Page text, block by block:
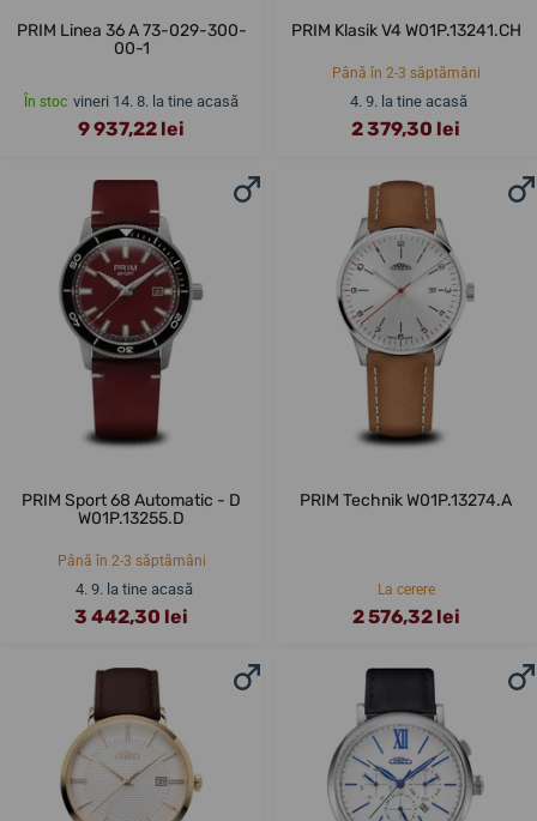
PRIM Linea 36 A 73-029-300-
00-1
În stoc vineri 14. 8. la tine acasă
9 937,22 lei
PRIM Klasik V4 W01P.13241.CH
Până în 2-3 săptămâni
4. 9. la tine acasă
2 379,30 lei
PRIM Sport 68 Automatic - D
W01P.13255.D
Până în 2-3 săptămâni
4. 9. la tine acasă
3 442,30 lei
PRIM Technik W01P.13274.A
La cerere
2 576,32 lei